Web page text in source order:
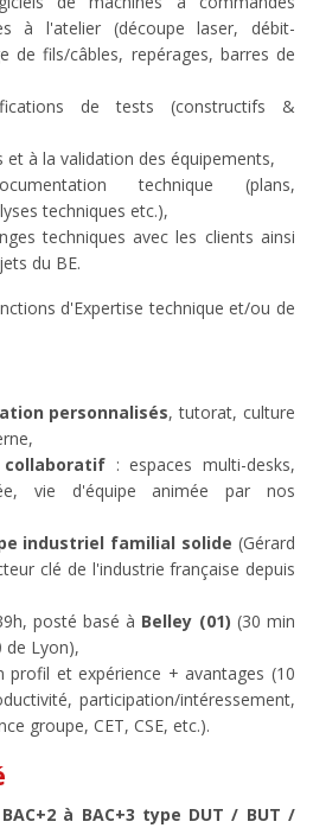
à l'atelier (découpe laser, débit-
de fils/câbles, repérages, barres de
de tests (constructifs &
et à la validation des équipements,
technique (plans,
techniques etc.),
techniques avec les clients ainsi
du BE.
d'Expertise technique et/ou de
personnalisés, tutorat, culture
: espaces multi-desks,
vie d'équipe animée par nos
industriel familial solide (Gérard
clé de l'industrie française depuis
posté basé à Belley (01) (30 min
de Lyon),
profil et expérience + avantages (10
participation/intéressement,
groupe, CET, CSE, etc.).
à BAC+3 type DUT / BUT /